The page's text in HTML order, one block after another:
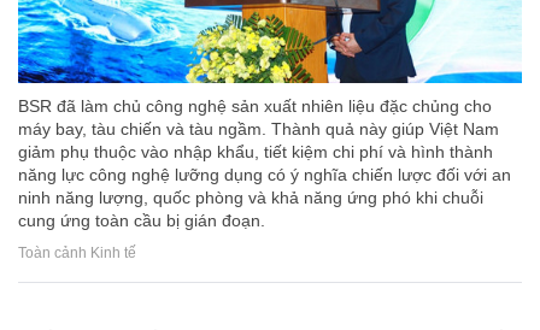
BSR đã làm chủ công nghệ sản xuất nhiên liệu đặc chủng cho
máy bay, tàu chiến và tàu ngầm. Thành quả này giúp Việt Nam
giảm phụ thuộc vào nhập khẩu, tiết kiệm chi phí và hình thành
năng lực công nghệ lưỡng dụng có ý nghĩa chiến lược đối với an
ninh năng lượng, quốc phòng và khả năng ứng phó khi chuỗi
cung ứng toàn cầu bị gián đoạn.
Toàn cảnh Kinh tế